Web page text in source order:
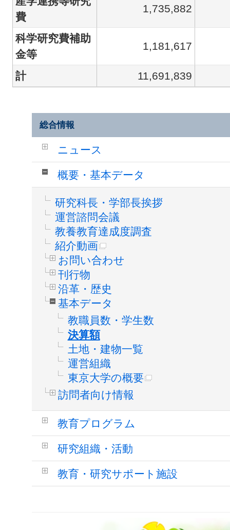
費
1,735,882
科学研究費補助
金等
1,181,617
計 11,691,839
総合情報
ニュース
概要・基本データ
研究科長・学部長挨拶
運営諮問会議
教養教育達成度調査
紹介動画
お問い合わせ
刊行物
沿革・歴史
基本データ
教職員数・学生数
決算額
土地・建物一覧
運営組織
東京大学の概要
訪問者向け情報
教育プログラム
研究組織・活動
教育・研究サポート施設